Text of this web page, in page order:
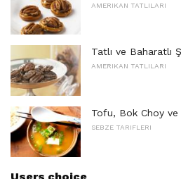
AMERIKAN TATLILARI
Tatlı ve Baharatlı
AMERIKAN TATLILARI
Tofu, Bok Choy ve
SEBZE TARIFLERI
Users choice